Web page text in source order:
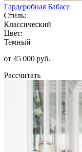
Гардеробная Бабасе
Стиль:
Классический
Цвет:
Темный
от 45 000 руб.
Рассчитать